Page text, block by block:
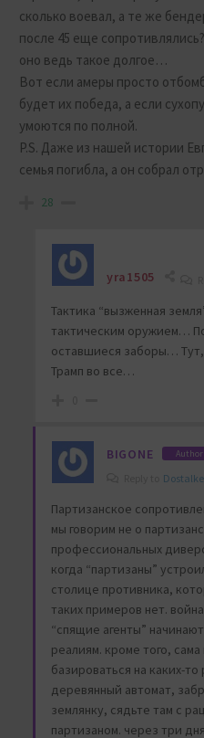
сколько воевал, а те же
после 45 еще
оно ведь такое долгое…
Вот если амеры просто
будет их победа, а если
умоются по полной.
P.S. Даже из нашей истории
семья погибла, а он собрал
28
yra1505
Тактика “вызженная
тактическим оружием…
оставшиеся заборы… Тут,
Трамп во все…
BIGONE Author
Партизанское
мы говорим не о
профессиональных
когда “партизаны”
столице противника,
таких примеров нет.
“спящие агенты”
реалиям. кроме того,
базироваться на каких-
деревянный автомат,
землянку, сядьте там с
партизаном. через три